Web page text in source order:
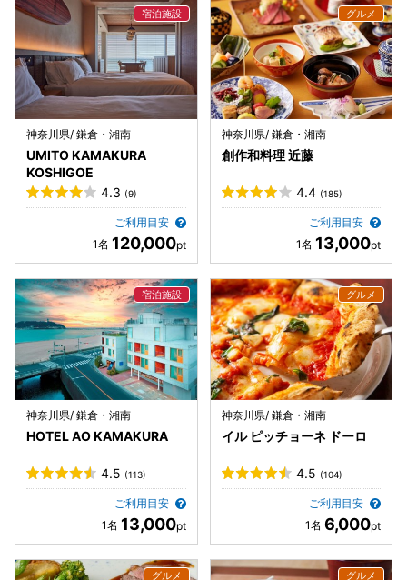
神奈川県/ 鎌倉・湘南
UMITO KAMAKURA
KOSHIGOE
4.3 (9)
ご利用目安
120,000
神奈川県/ 鎌倉・湘南
創作和料理 近藤
4.4 (185)
ご利用目安
13,000
神奈川県/ 鎌倉・湘南
HOTEL AO KAMAKURA
4.5 (113)
ご利用目安
13,000
神奈川県/ 鎌倉・湘南
イル ピッチョーネ ドーロ
4.5 (104)
ご利用目安
6,000